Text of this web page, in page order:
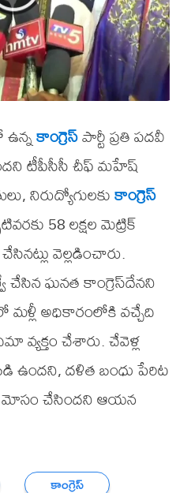
ఉన్నకాంగ్రెస్పార్టీ ప్రతి పదవీ
టీపీసీసీ చీఫ్ మహేష్
నిరుద్యోగులకుకాంగ్రెస్
58 లక్షల మెట్రిక్
వెల్లడించారు.
చేసిన ఘనత కాంగ్రెస్‌దేనని
అధికారంలోకి వచ్చేది
చేశారు. చేవెళ్ల
ఉందని, దళిత బంధు పేరిట
మోసం చేసిందని ఆయన
కాంగ్రెస్